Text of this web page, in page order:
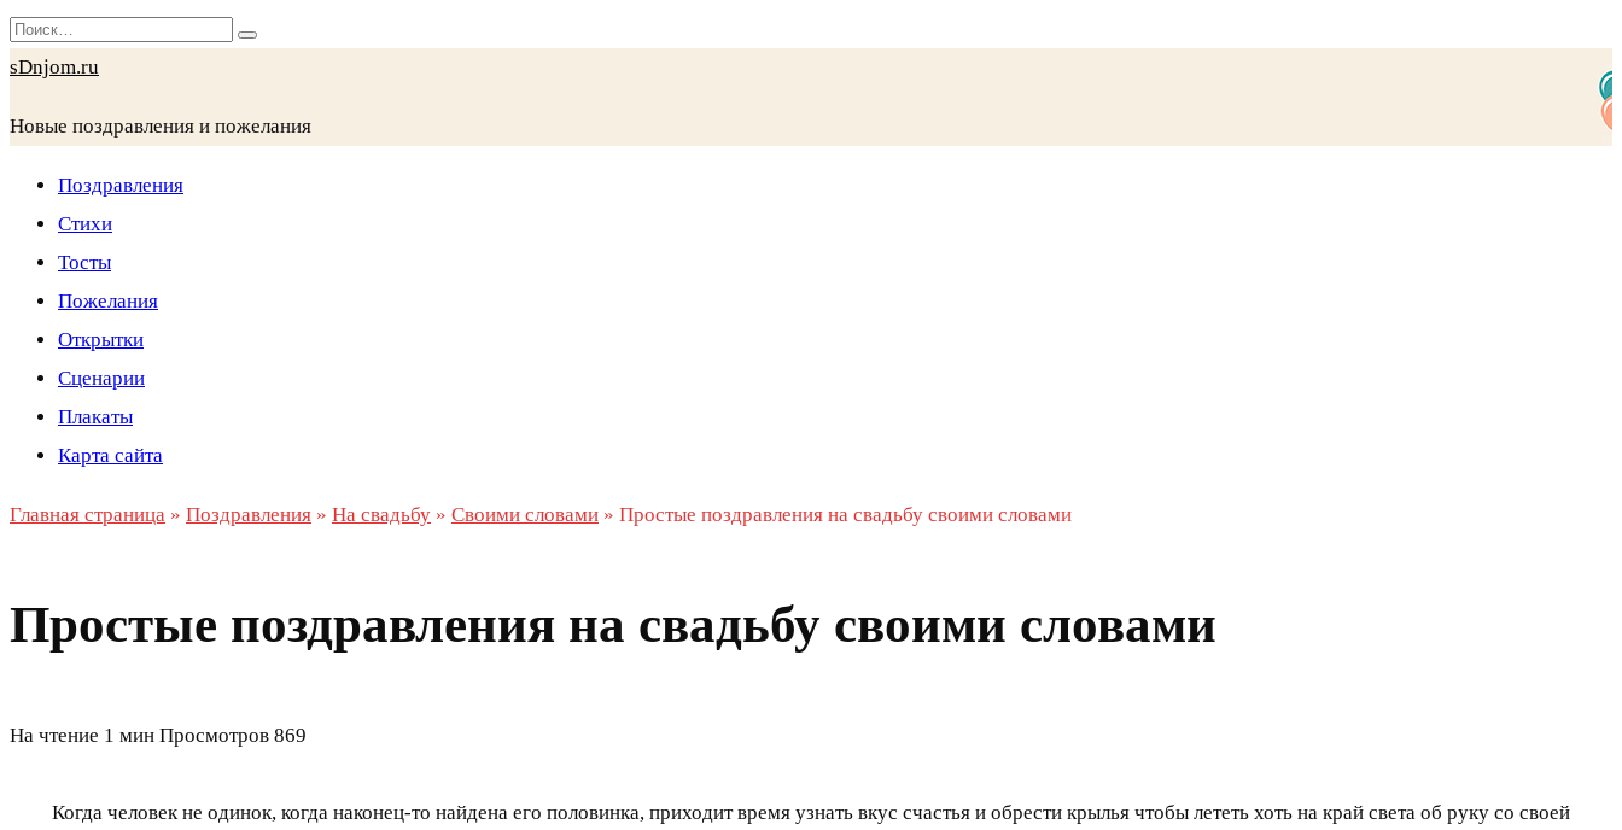
Перейти
к
Search
for:
sDnjom.ru
Новые поздравления и пожелания
Поздравления
Стихи
Тосты
Пожелания
Открытки
Сценарии
Плакаты
Карта сайта
Главная страница » Поздравления » На свадьбу » Своими словами » Простые поздравления на свадьбу своими словами
Простые поздравления на свадьбу своими словами
На чтение 1 мин Просмотров 869
Когда человек не одинок, когда наконец-то найдена его половинка, приходит время узнать вкус счастья и обрести крылья чтобы лететь хоть на край света об руку со своей